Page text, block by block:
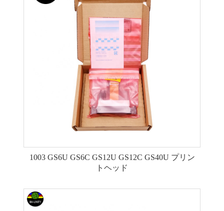
1003 GS6U GS6C GS12U GS12C GS40U プリン
トヘッド